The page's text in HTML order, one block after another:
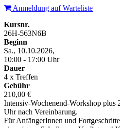
Anmeldung auf Warteliste
Kursnr.
26H-563N6B
Beginn
Sa., 10.10.2026,
10:00 - 17:00 Uhr
Dauer
4 x Treffen
Gebühr
210,00 €
Intensiv-Wochenend-Workshop plus
Uhr nach Vereinbarung.
Für AnfängerInnen und